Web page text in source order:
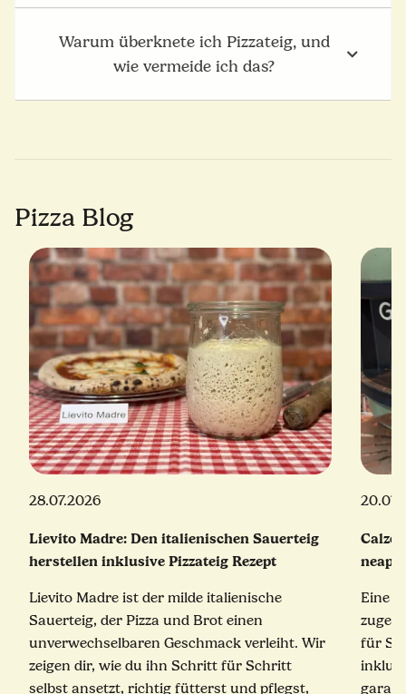
Warum überknete ich Pizzateig, und
wie vermeide ich das?
Pizza Blog
28.07.2026
Lievito Madre: Den italienischen Sauerteig
herstellen inklusive Pizzateig Rezept
Lievito Madre ist der milde italienische
Sauerteig, der Pizza und Brot einen
unverwechselbaren Geschmack verleiht. Wir
zeigen dir, wie du ihn Schritt für Schritt
selbst ansetzt, richtig fütterst und pflegst,
Eine
für